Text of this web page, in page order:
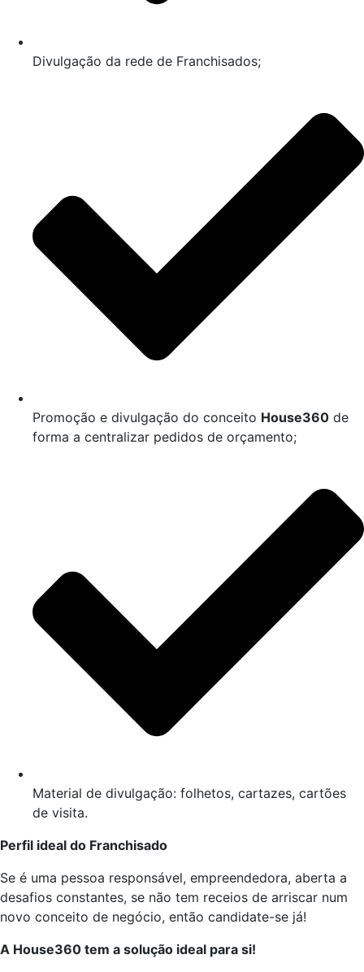
Divulgação da rede de Franchisados;
Promoção e divulgação do conceito House360 de
forma a centralizar pedidos de orçamento;
Material de divulgação: folhetos, cartazes, cartões
de visita.
Perfil ideal do Franchisado
Se é uma pessoa responsável, empreendedora, aberta a
desafios constantes, se não tem receios de arriscar num
novo conceito de negócio, então candidate-se já!
A House360 tem a solução ideal para si!